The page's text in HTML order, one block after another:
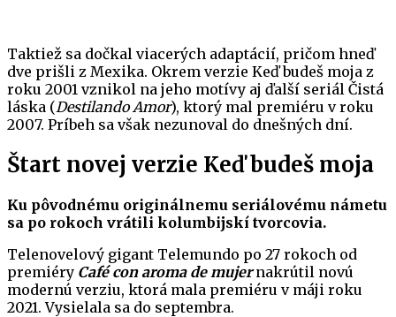
Taktiež sa dočkal viacerých adaptácií, pričom hneď
dve prišli z Mexika. Okrem verzie Keď budeš moja z
roku 2001 vznikol na jeho motívy aj ďalší seriál Čistá
láska (Destilando Amor), ktorý mal premiéru v roku
2007. Príbeh sa však nezunoval do dnešných dní.
Štart novej verzie Keď budeš moja
Ku pôvodnému originálnemu seriálovému námetu
sa po rokoch vrátili kolumbijskí tvorcovia.
Telenovelový gigant Telemundo po 27 rokoch od
premiéry Café con aroma de mujernakrútil novú
modernú verziu, ktorá mala premiéru v máji roku
2021. Vysielala sa do septembra.